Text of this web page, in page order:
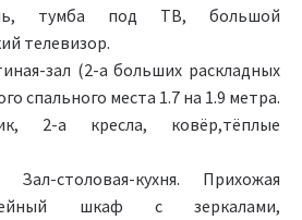
тумба под ТВ, большой
телевизор.
зал (2-а больших раскладных
спального места 1.7 на 1.9 метра.
2-а кресла, ковёр,тёплые
столовая-кухня. Прихожая
шкаф с зеркалами,